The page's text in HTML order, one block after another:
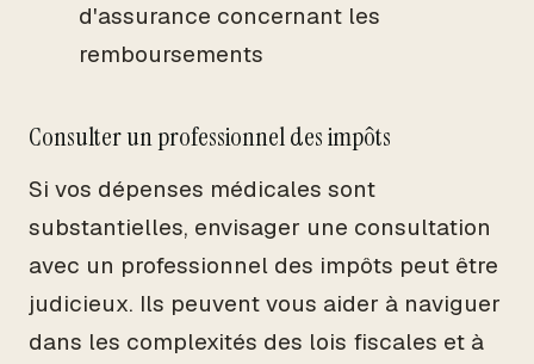
d'assurance concernant les
remboursements
Consulter un professionnel des impôts
Si vos dépenses médicales sont
substantielles, envisager une consultation
avec un professionnel des impôts peut être
judicieux. Ils peuvent vous aider à naviguer
dans les complexités des lois fiscales et à